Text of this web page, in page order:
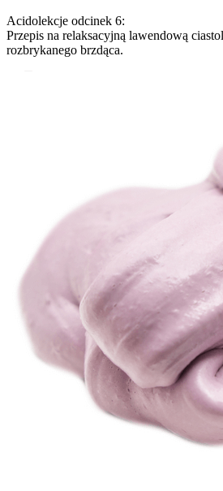
Acidolekcje odcinek 6:
Przepis na relaksacyjną lawendową
rozbrykanego brzdąca.